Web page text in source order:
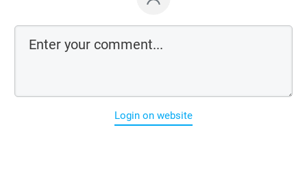
Login on website